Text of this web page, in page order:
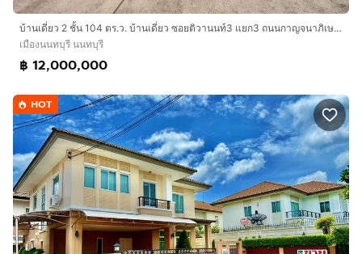
บ้านเดี่ยว 2 ชั้น 104 ตร.ว. บ้านเดี่ยว ซอยติวานนท์3 แยก3 ถนนกาญจนาภิเษก ถนนติวานนท์ เมืองนนทบุรี นนทบุรี
เมืองนนทบุรี นนทบุรี
฿ 12,000,000
HOT